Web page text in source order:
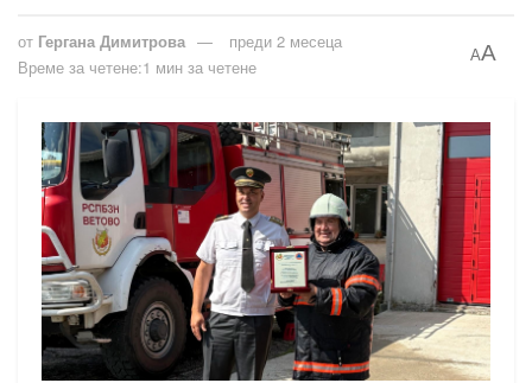
от Гергана Димитрова
преди 2 месеца
Време за четене:1 мин за четене
AA